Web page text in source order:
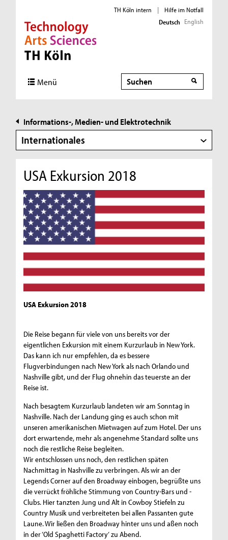
Direkt zur Hauptnavigation
Direkt zur Subnavigation
Direkt zum Inhalt
Direkt zum Fußbereich
TH Köln intern |
Hilfe im Notfall
Deutsch English
Menü Suche
Suche
Informations-, Medien- und Elektrotechnik
Internationales
USA Exkursion 2018
USA Exkursion 2018
Die Reise begann für viele von uns bereits vor der
eigentlichen Exkursion mit einem Kurzurlaub in New York.
Das kann ich nur empfehlen, da es bessere
Flugverbindungen nach New York als nach Orlando und
Nashville gibt, und der Flug ohnehin das teuerste an der
Reise ist.
Nach besagtem Kurzurlaub landeten wir am Sonntag in
Nashville. Nach der Landung ging es auch schon mit
unseren amerikanischen Mietwagen auf zum Hotel. Der uns
dort erwartende, mehr als angenehme Standard sollte uns
noch die restliche Reise begleiten.
Wir entschlossen uns noch, den restlichen späten
Nachmittag in Nashville zu verbringen. Als wir an der
Legends Corner auf den Broadway einbogen, begrüßte uns
die verrückt fröhliche Stimmung von Country-Bars und -
Clubs. Hier tanzten Jung und Alt in Cowboy Stiefeln zu
Country Musik und verbreiteten bei allen Passanten gute
Laune. Wir ließen den Broadway hinter uns und aßen noch
in der ‘Old Spaghetti Factory‘ zu Abend.